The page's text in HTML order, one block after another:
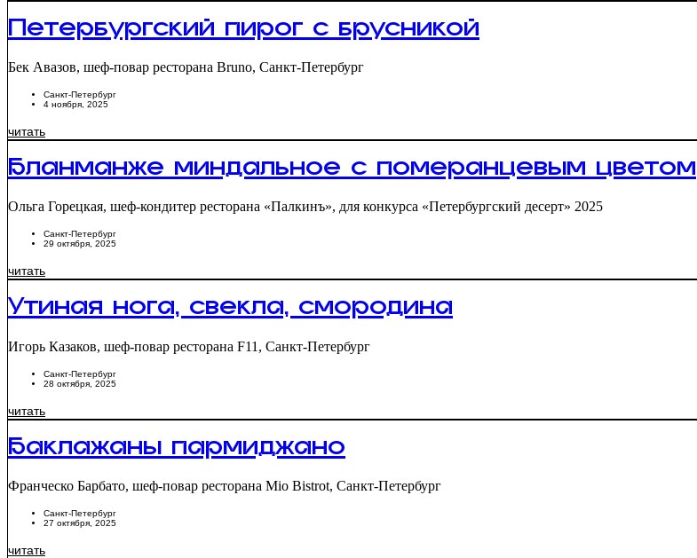
Петербургский пирог с брусникой
Бек Авазов, шеф-повар ресторана Bruno, Санкт-Петербург
Санкт-Петербург
4 ноября, 2025
читать
Бланманже миндальное с померанцевым цветом
Ольга Горецкая, шеф-кондитер ресторана «Палкинъ», для конкурса «Петербургский десерт» 2025
Санкт-Петербург
29 октября, 2025
читать
Утиная нога, свекла, смородина
Игорь Казаков, шеф-повар ресторана F11, Санкт-Петербург
Санкт-Петербург
28 октября, 2025
читать
Баклажаны пармиджано
Франческо Барбато, шеф-повар ресторана Mio Bistrot, Санкт-Петербург
Санкт-Петербург
27 октября, 2025
читать